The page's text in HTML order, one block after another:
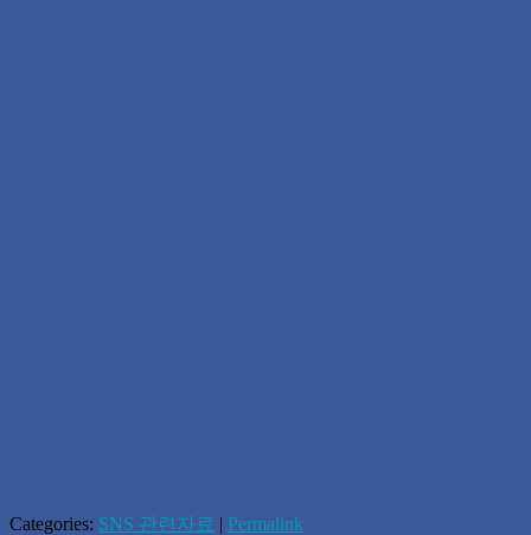
Categories: SNS 관련자료 | Permalink